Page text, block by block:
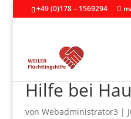
+49 (0)178 – 1569294
Hilfe bei
von Webadministrator3 |